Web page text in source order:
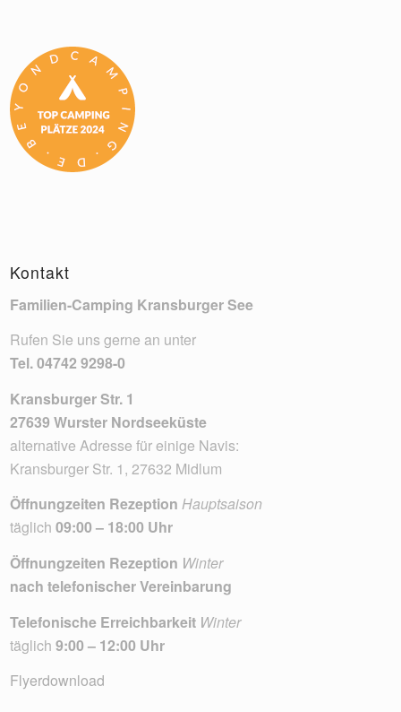
Kontakt
Familien-Camping Kransburger See
Rufen Sie uns gerne an unter
Tel.04742 9298-0
Kransburger Str. 1
27639 Wurster Nordseeküste
alternative Adresse für einige Navis:
Kransburger Str. 1, 27632 Midlum
Öffnungzeiten RezeptionHauptsaison
täglich 09:00 – 18:00 Uhr
Öffnungzeiten Rezeption Winter
nach telefonischer Vereinbarung
Telefonische Erreichbarkeit Winter
täglich 9:00 – 12:00 Uhr
Flyerdownload